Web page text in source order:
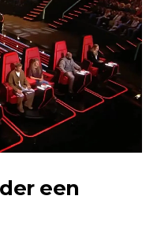
een